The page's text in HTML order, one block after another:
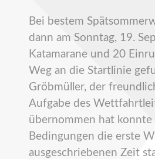
Bei bestem
dann am Sonntag, 19.
Katamarane und 20
Weg an die Startlinie
Gröbmüller, der
Aufgabe des
übernommen hat
Bedingungen die erste
ausgeschriebenen Zeit